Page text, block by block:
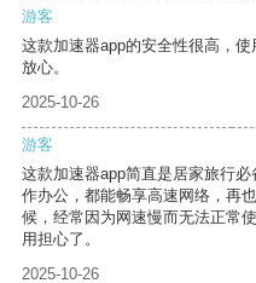
游客
这款加速器app的安全性很高，
放心。
2025-10-26
游客
这款加速器app简直是居家旅行
作办公，都能畅享高速网络，再
候，经常因为网速慢而无法正常
用担心了。
2025-10-26